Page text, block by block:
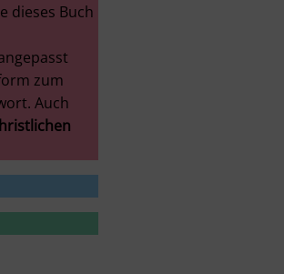
dieses Buch
zum
Auch